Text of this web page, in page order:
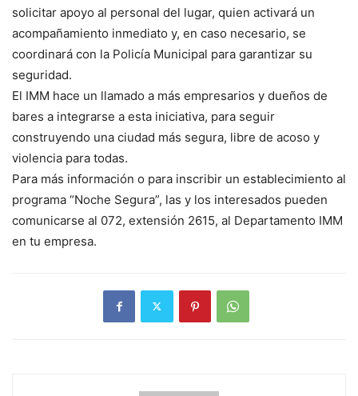
solicitar apoyo al personal del lugar, quien activará un
acompañamiento inmediato y, en caso necesario, se
coordinará con la Policía Municipal para garantizar su
seguridad.
El IMM hace un llamado a más empresarios y dueños de
bares a integrarse a esta iniciativa, para seguir
construyendo una ciudad más segura, libre de acoso y
violencia para todas.
Para más información o para inscribir un establecimiento al
programa “Noche Segura”, las y los interesados pueden
comunicarse al 072, extensión 2615, al Departamento IMM
en tu empresa.